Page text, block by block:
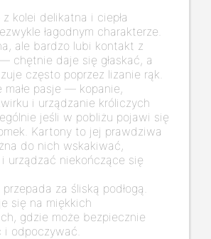
z kolei delikatna i ciepła
łagodnym charakterze.
ale bardzo lubi kontakt z
chętnie daje się głaskać, a
często poprzez lizanie rąk.
małe pasje — kopanie,
i urządzanie króliczych
jeśli w pobliżu pojawi się
Kartony to jej prawdziwa
do nich wskakiwać,
urządzać niekończące się
za śliską podłogą.
się na miękkich
gdzie może bezpiecznie
i odpoczywać.